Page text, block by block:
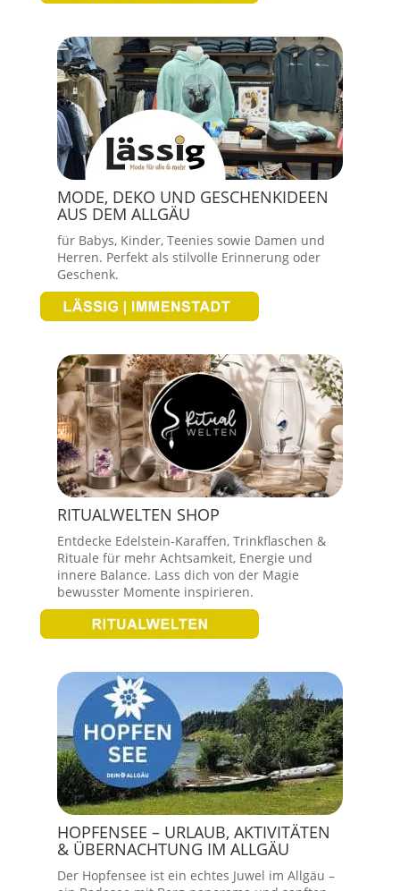
MODE, DEKO UND GESCHENKIDEEN
AUS DEM ALLGÄU
für Babys, Kinder, Teenies sowie Damen und
Herren. Perfekt als stilvolle Erinnerung oder
Geschenk.
RITUALWELTEN SHOP
Entdecke Edelstein-Karaffen, Trinkflaschen &
Rituale für mehr Achtsamkeit, Energie und
innere Balance. Lass dich von der Magie
bewusster Momente inspirieren.
HOPFENSEE – URLAUB, AKTIVITÄTEN
& ÜBERNACHTUNG IM ALLGÄU
Der Hopfensee ist ein echtes Juwel im Allgäu –